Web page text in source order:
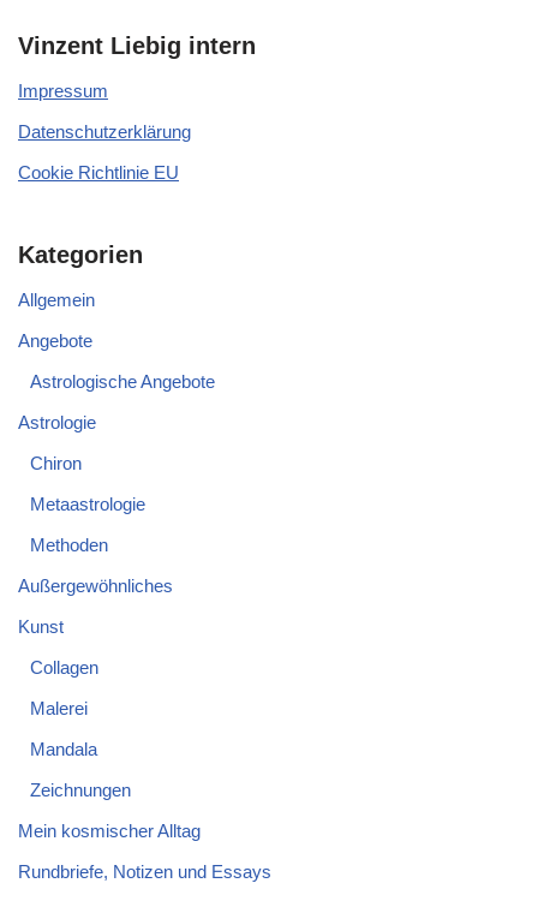
Vinzent Liebig intern
Impressum
Datenschutzerklärung
Cookie Richtlinie EU
Kategorien
Allgemein
Angebote
Astrologische Angebote
Astrologie
Chiron
Metaastrologie
Methoden
Außergewöhnliches
Kunst
Collagen
Malerei
Mandala
Zeichnungen
Mein kosmischer Alltag
Rundbriefe, Notizen und Essays